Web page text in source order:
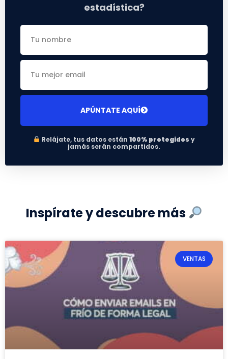
estadística?
APÚNTATE AQUÍ
Relájate, tus datos están 100% protegidos y
jamás serán compartidos.
Inspírate y descubre más
VENTAS